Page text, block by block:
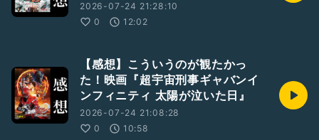
2026-07-24 21:28:10
0
12:02
【感想】こういうのが観たかっ
た！映画『超宇宙刑事ギャバンイ
ンフィニティ 太陽が泣いた日』
2026-07-24 21:08:28
0
10:58